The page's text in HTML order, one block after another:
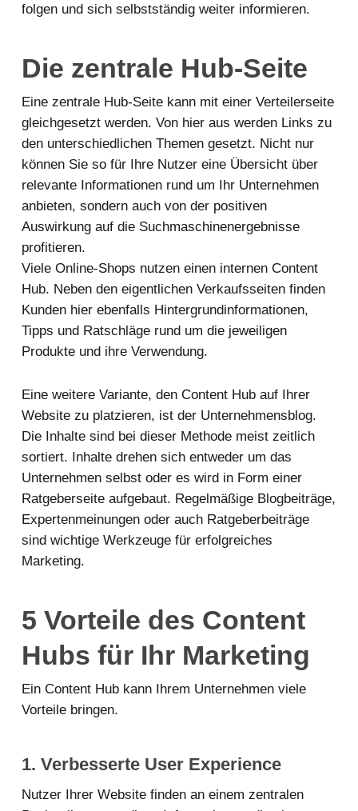
folgen und sich selbstständig weiter informieren.
Die zentrale Hub-Seite
Eine zentrale Hub-Seite kann mit einer Verteilerseite
gleichgesetzt werden. Von hier aus werden Links zu
den unterschiedlichen Themen gesetzt. Nicht nur
können Sie so für Ihre Nutzer eine Übersicht über
relevante Informationen rund um Ihr Unternehmen
anbieten, sondern auch von der positiven
Auswirkung auf die Suchmaschinenergebnisse
profitieren.
Viele Online-Shops nutzen einen internen Content
Hub. Neben den eigentlichen Verkaufsseiten finden
Kunden hier ebenfalls Hintergrundinformationen,
Tipps und Ratschläge rund um die jeweiligen
Produkte und ihre Verwendung.
Eine weitere Variante, den Content Hub auf Ihrer
Website zu platzieren, ist der Unternehmensblog.
Die Inhalte sind bei dieser Methode meist zeitlich
sortiert. Inhalte drehen sich entweder um das
Unternehmen selbst oder es wird in Form einer
Ratgeberseite aufgebaut. Regelmäßige Blogbeiträge,
Expertenmeinungen oder auch Ratgeberbeiträge
sind wichtige Werkzeuge für erfolgreiches
Marketing.
5 Vorteile des Content
Hubs für Ihr Marketing
Ein Content Hub kann Ihrem Unternehmen viele
Vorteile bringen.
1. Verbesserte User Experience
Nutzer Ihrer Website finden an einem zentralen